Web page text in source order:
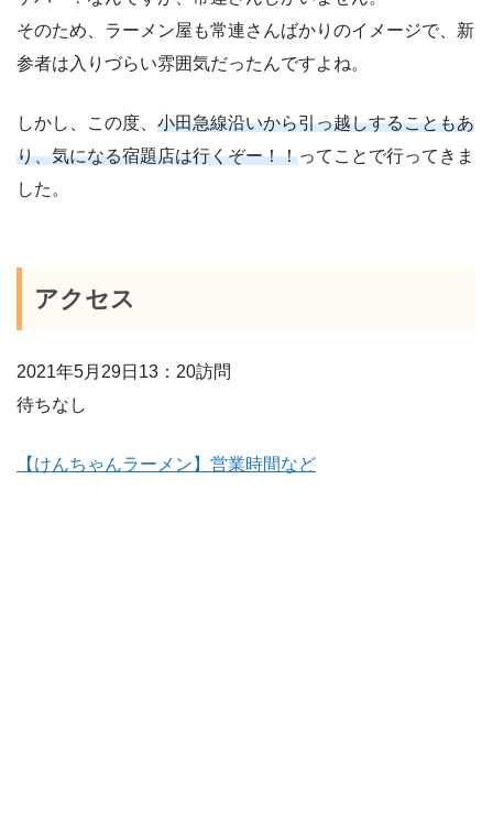
そのため、ラーメン屋も常連さんばかりのイメージで、新
参者は入りづらい雰囲気だったんですよね。
しかし、この度、 小田急線沿いから引っ越しすることもあ
り、気になる宿題店は行くぞー！！ってことで行ってきま
した。
アクセス
2021年5月29日13：20訪問
待ちなし
【けんちゃんラーメン】営業時間など